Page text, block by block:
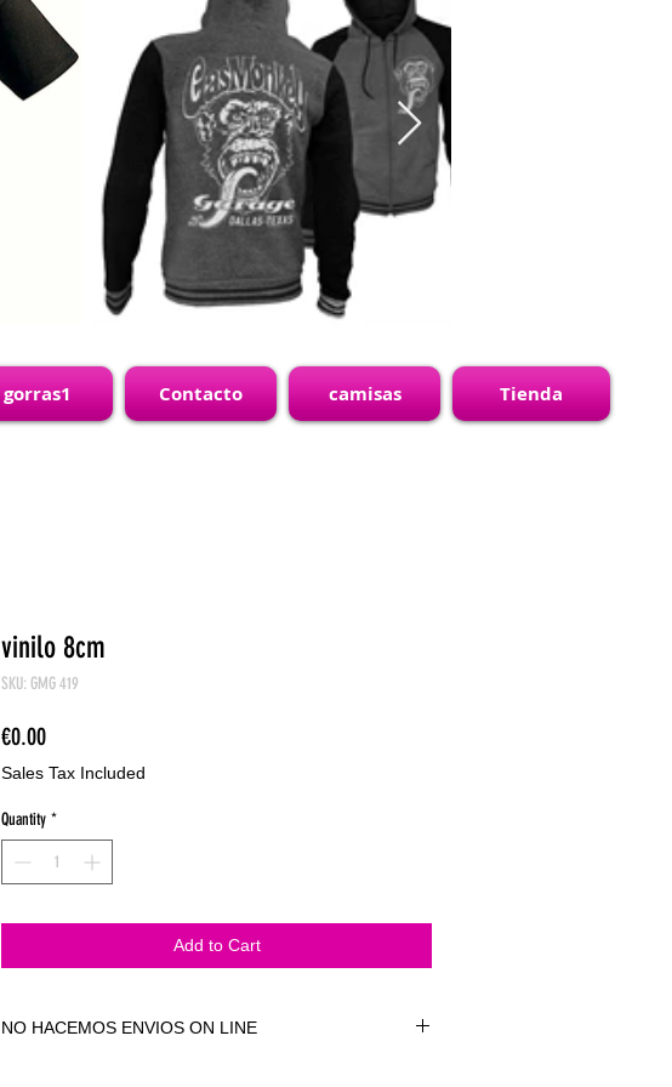
vinilo 8cm
SKU: GMG 419
€0.00Price
Sales Tax Included
Quantity *
Add to Cart
NO HACEMOS ENVIOS ON LINE
gorras1 Contacto camisas Tienda